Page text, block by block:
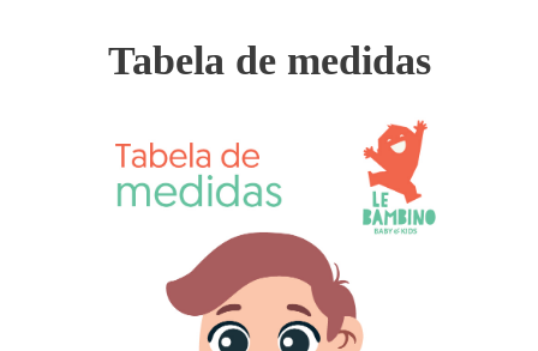
Tabela de medidas